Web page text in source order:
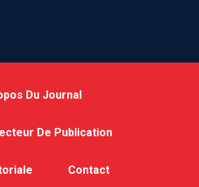
Du Journal
De Publication
Contact